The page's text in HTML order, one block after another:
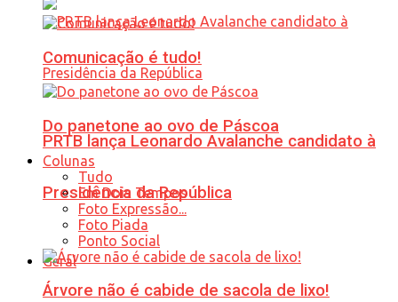
PRTB lança Leonardo Avalanche candidato à
Presidência da República
Geral
Comunicação é tudo!
Do panetone ao ovo de Páscoa
Colunas
Tudo
Em Dois Tempos
Foto Expressão...
Foto Piada
Ponto Social
Árvore não é cabide de sacola de lixo!